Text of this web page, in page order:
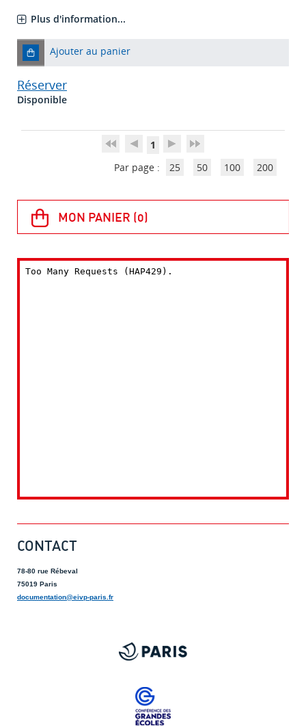
Plus d'information...
Ajouter au panier
Réserver
Disponible
1
Par page :
25 50 100 200
CONTACT
78-80 rue Rébeval
75019 Paris
documentation@eivp-paris.fr